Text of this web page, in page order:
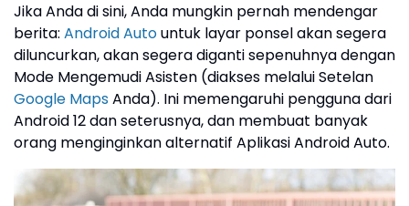
Jika Anda di sini, Anda mungkin pernah mendengar
berita: Android Autountuk layar ponsel akan segera
diluncurkan, akan segera diganti sepenuhnya dengan
Mode Mengemudi Asisten (diakses melalui Setelan
Google MapsAnda). Ini memengaruhi pengguna dari
Android 12 dan seterusnya, dan membuat banyak
orang menginginkan alternatif Aplikasi Android Auto.